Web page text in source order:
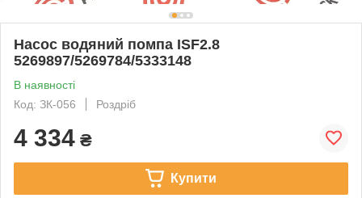
Насос водяний помпа ISF2.8
5269897/5269784/5333148
В наявності
Код: ЗК-056
Роздріб
4 334 ₴
Купити